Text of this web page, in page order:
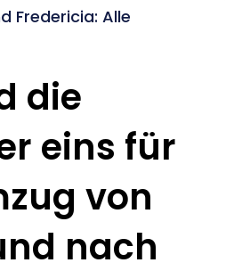
Fredericia: Alle
die
eins für
von
nach